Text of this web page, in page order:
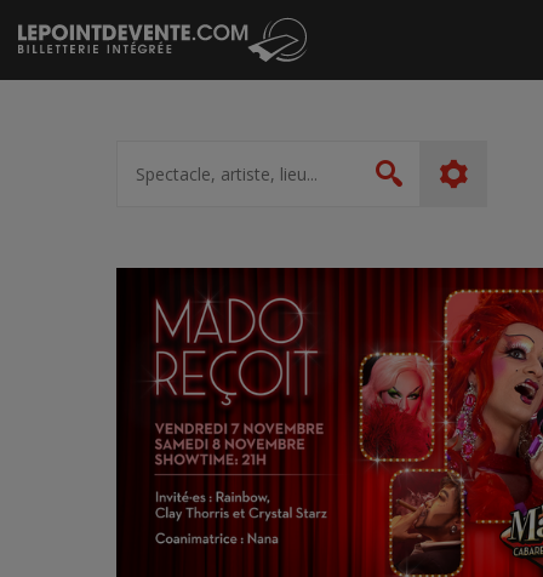
Passer
au
contenu
artiste,
lieu...
Rechercher